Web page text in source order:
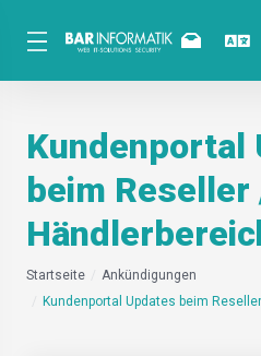
Kundenportal
beim Reseller
Startseite
Ankündigungen
Kundenportal Updates beim